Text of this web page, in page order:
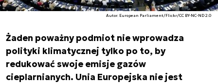
Autor. European Parliament/Flickr/CC BY-NC-ND 2.0
Żaden poważny podmiot nie wprowadza
polityki klimatycznej tylko po to, by
redukować swoje emisje gazów
cieplarnianych. Unia Europejska nie jest